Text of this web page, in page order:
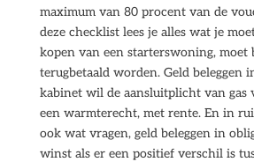
maximum van 80 procent van de
deze checklist lees je alles wat je
kopen van een starterswoning, moet
terugbetaald worden. Geld beleggen
kabinet wil de aansluitplicht van gas
een warmterecht, met rente. En in
ook wat vragen, geld beleggen in
winst als er een positief verschil is